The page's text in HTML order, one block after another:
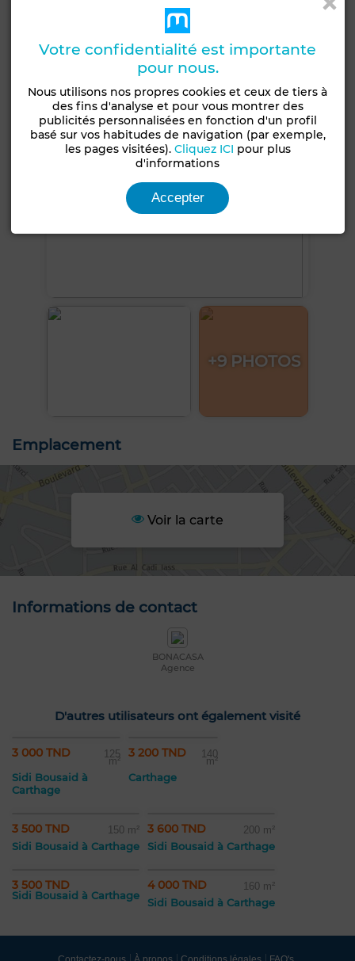
Cuisine équipée
Voir plus de photos
+9 PHOTOS
Emplacement
Voir la carte
Informations de contact
BONACASA
Agence
D'autres utilisateurs ont également visité
3 000 TND 125
m²
Sidi Bousaid à
Carthage
3 200 TND 140
m²
Carthage
3 500 TND 150 m²
Sidi Bousaid à Carthage
3 600 TND 200 m²
Sidi Bousaid à Carthage
3 500 TND
Sidi Bousaid à Carthage
4 000 TND 160 m²
Sidi Bousaid à Carthage
Votre confidentialité est importante
pour nous.
Nous utilisons nos propres cookies et ceux de tiers à
des fins d'analyse et pour vous montrer des
publicités personnalisées en fonction d'un profil
basé sur vos habitudes de navigation (par exemple,
les pages visitées). Cliquez ICI pour plus
d'informations
Accepter